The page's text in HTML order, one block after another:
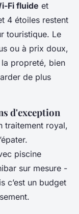
Fi fluide et
4 étoiles restent
touristique. Le
ou à prix doux,
propreté, bien
de plus
d'exception
traitement royal,
piscine
sur mesure -
c’est un budget